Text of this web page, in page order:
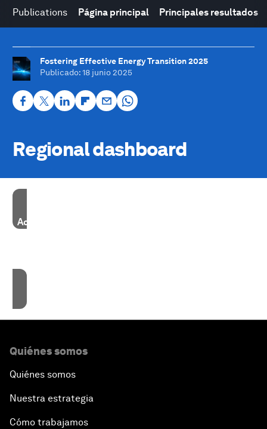
Publications Página principal Principales resultados
Fostering Effective Energy Transition 2025
Publicado: 18 junio 2025
Regional dashboard
Accept our marketing cookies to access this content.
Quiénes somos
Quiénes somos
Nuestra estrategia
Cómo trabajamos